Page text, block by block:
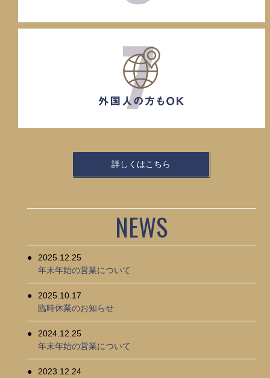
詳しくはこちら
NEWS
2025.12.25
年末年始の営業について
2025.10.17
臨時休業のお知らせ
2024.12.25
年末年始の営業について
2023.12.24